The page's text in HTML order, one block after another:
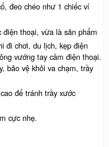
đeo chéo như 1 chiếc ví
thoại, vừa là sản phẩm
đi chơi, du lịch, kẹp điện
vướng tay cầm điện thoại.
bảo vệ khỏi va chạm, trầy
để tránh trầy xước
cực nhẹ.